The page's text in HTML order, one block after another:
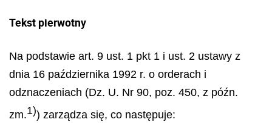
Tekst pierwotny
Na podstawie art. 9 ust. 1 pkt 1 i ust. 2 ustawy z
dnia 16 października 1992 r. o orderach i
odznaczeniach (Dz. U. Nr 90, poz. 450, z późn.
zm.1)) zarządza się, co następuje: